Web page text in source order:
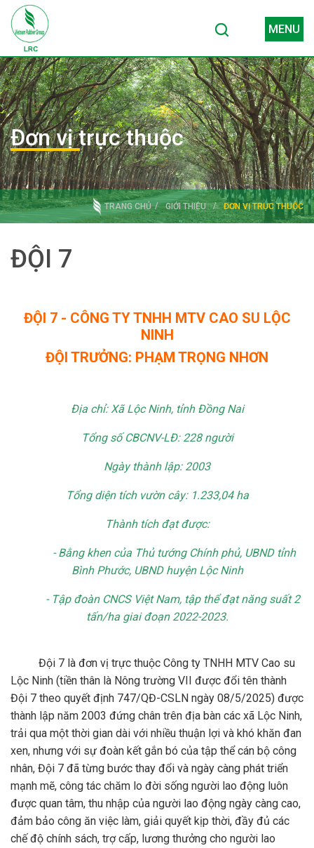
MENU
Đơn vị trực thuộc
TRANG CHỦ GIỚI THIỆU ĐƠN VỊ TRỰC THUỘC
ĐỘI 7
ĐỘI 7 - CÔNG TY TNHH MTV CAO SU LỘC
NINH
ĐỘI TRƯỞNG: PHẠM TRỌNG NHƠN
Địa chỉ: Xã Lộc Ninh, tỉnh Đồng Nai
Tổng số CBCNV-LĐ: 228 người
Ngày thành lập: 2003
Tổng diện tích vườn cây: 1.233,04 ha
Thành tích đạt được:
- Bằng khen của Thủ tướng Chính phủ, UBND tỉnh
Bình Phước, UBND huyện Lộc Ninh
- Tập đoàn CNCS Việt Nam, tập thể đạt năng suất 2
tấn/ha giai đoạn 2022-2023.
Đội 7 là đơn vị trực thuộc Công ty TNHH MTV Cao su
Lộc Ninh (tiền thân là Nông trường VII được đổi tên thành
Đội 7 theo quyết định 747/QĐ-CSLN ngày 08/5/2025) được
thành lập năm 2003 đứng chân trên địa bàn các xã Lộc Ninh,
trải qua một thời gian dài với nhiều thuận lợi và khó khăn đan
xen, nhưng với sự đoàn kết gắn bó của tập thể cán bộ công
nhân, Đội 7 đã từng bước thay đổi và ngày càng phát triển
mạnh mẽ, công tác chăm lo đời sống người lao động luôn
được quan tâm, thu nhập của người lao động ngày càng cao,
đảm bảo công ăn việc làm, giải quyết kịp thời, đầy đủ các
chế độ chính sách, trợ cấp, lương thưởng cho người lao